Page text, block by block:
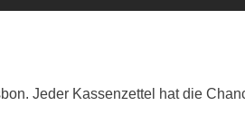
Jeder Kassenzettel hat die